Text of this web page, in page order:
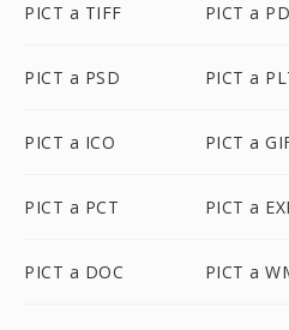
PICT a TIFF PICT a
PICT a PSD PICT a
PICT a ICO PICT a
PICT a PCT PICT a
PICT a DOC PICT a